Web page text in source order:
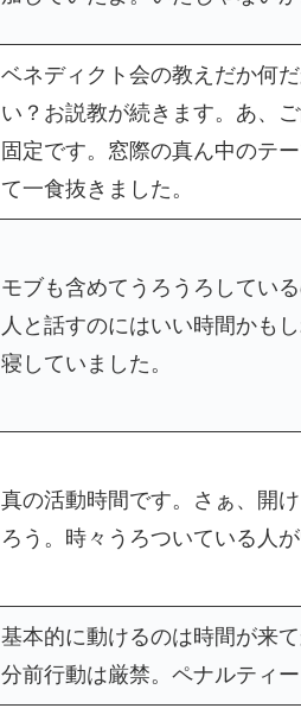
ベネディクト会の教えだか何
い？お説教が続きます。あ、
固定です。窓際の真ん中のテ
て一食抜きました。
モブも含めてうろうろしてい
人と話すのにはいい時間かも
寝していました。
真の活動時間です。さぁ、開
ろう。時々うろついている人
基本的に動けるのは時間が来
分前行動は厳禁。ペナルティー